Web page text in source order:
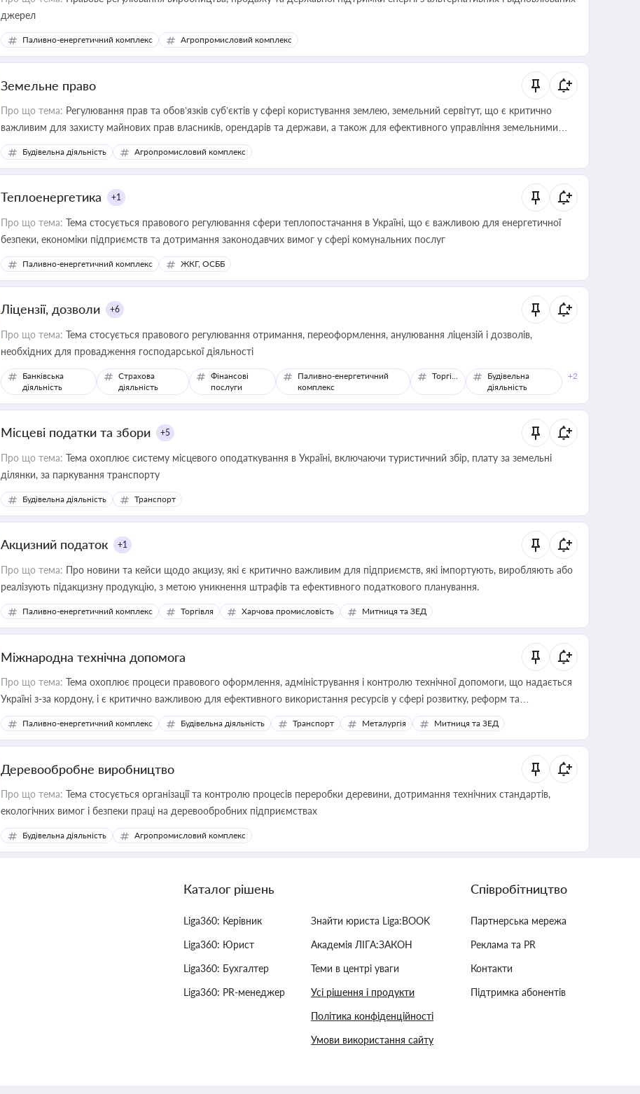
джерел
Паливно-енергетичний комплекс Агропромисловий комплекс
Земельне право
Про що тема: Регулювання прав та обов’язків суб’єктів у сфері користування землею, земельний сервітут, що є критично
важливим для захисту майнових прав власників, орендарів та держави, а також для ефективного управління земельними
ресурсами
Будівельна діяльність Агропромисловий комплекс
Теплоенергетика +1
Про що тема: Тема стосується правового регулювання сфери теплопостачання в Україні, що є важливою для енергетичної
безпеки, економіки підприємств та дотримання законодавчих вимог у сфері комунальних послуг
Паливно-енергетичний комплекс ЖКГ, ОСББ
Ліцензії, дозволи +6
Про що тема: Тема стосується правового регулювання отримання, переоформлення, анулювання ліцензій і дозволів,
необхідних для провадження господарської діяльності
Банківська
діяльність
Страхова
діяльність
Фінансові
послуги
Паливно-енергетичний
комплекс
Торгівля
Будівельна
діяльність
+2
Місцеві податки та збори +5
Про що тема: Тема охоплює систему місцевого оподаткування в Україні, включаючи туристичний збір, плату за земельні
ділянки, за паркування транспорту
Будівельна діяльність Транспорт
Акцизний податок +1
Про що тема: Про новини та кейси щодо акцизу, які є критично важливим для підприємств, які імпортують, виробляють або
реалізують підакцизну продукцію, з метою уникнення штрафів та ефективного податкового планування.
Паливно-енергетичний комплекс Торгівля Харчова промисловість Митниця та ЗЕД
Міжнародна технічна допомога
Про що тема: Тема охоплює процеси правового оформлення, адміністрування і контролю технічної допомоги, що надається
Україні з-за кордону, і є критично важливою для ефективного використання ресурсів у сфері розвитку, реформ та
інфраструктурних проєктів
Паливно-енергетичний комплекс Будівельна діяльність Транспорт Металургія Митниця та ЗЕД
Деревообробне виробництво
Про що тема: Тема стосується організації та контролю процесів переробки деревини, дотримання технічних стандартів,
екологічних вимог і безпеки праці на деревообробних підприємствах
Будівельна діяльність Агропромисловий комплекс
Каталог рішень
Liga360: Керівник
Liga360: Юрист
Liga360: Бухгалтер
Liga360: PR-менеджер
Знайти юриста Liga:BOOK
Академія ЛІГА:ЗАКОН
Теми в центрі уваги
Усі рішення і продукти
Політика конфіденційності
Умови використання сайту
Співробітництво
Партнерська мережа
Реклама та PR
Контакти
Підтримка абонентів